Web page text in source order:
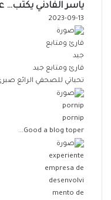
ياسر الفادني يكتب…
2023-09-13
قارئ ومتابع جيد
تحياتي للصحفي الرائع
pornip
Good a blog toper...